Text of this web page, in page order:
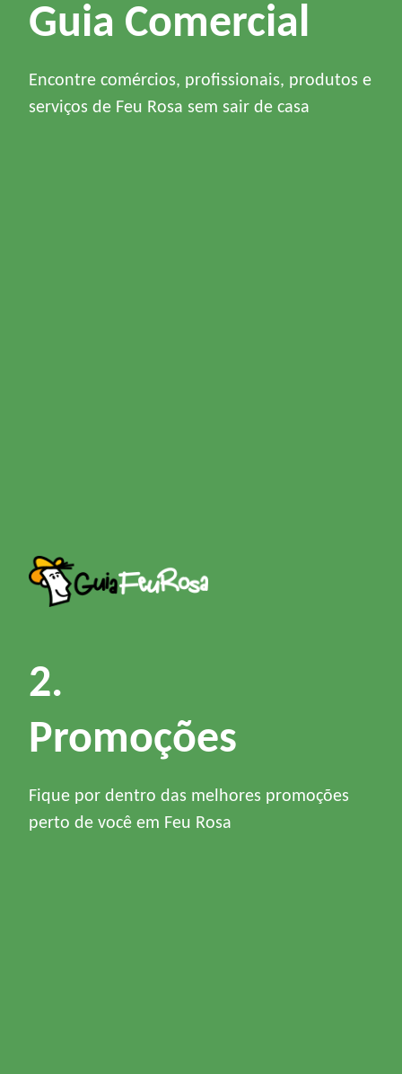
Guia Comercial
Encontre comércios, profissionais, produtos e
serviços de Feu Rosa sem sair de casa
2.
Promoções
Fique por dentro das melhores promoções
perto de você em Feu Rosa